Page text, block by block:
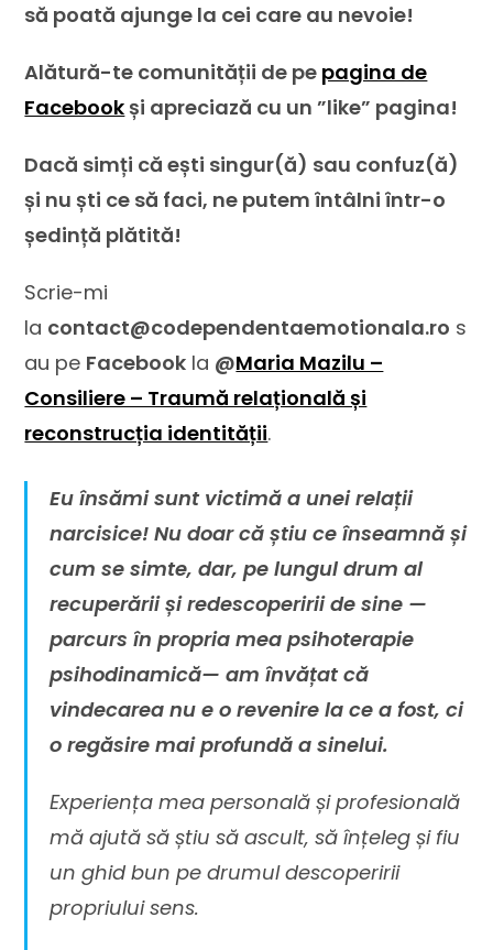
să poată ajunge la cei care au nevoie!
Alătură-te comunității de pe pagina de
Facebookși apreciază cu un ”like” pagina!
Dacă simți că ești singur(ă) sau confuz(ă)
și nu ști ce să faci, ne putem întâlni într-o
ședință plătită!
Scrie-mi
la contact@codependentaemotionala.ro s
au pe Facebook la @Maria Mazilu –
Consiliere – Traumă relațională și
reconstrucția identității.
Eu însămi sunt victimă a unei relații
narcisice! Nu doar că știu ce înseamnă și
cum se simte, dar, pe lungul drum al
recuperării și redescoperirii de sine —
parcurs în propria mea psihoterapie
psihodinamică— am învățat că
vindecarea nu e o revenire la ce a fost, ci
o regăsire mai profundă a sinelui.
Experiența mea personală și profesională
mă ajută să știu să ascult, să înțeleg și fiu
un ghid bun pe drumul descoperirii
propriului sens.